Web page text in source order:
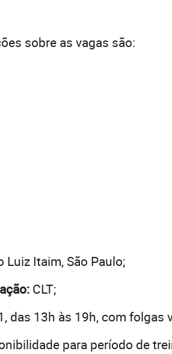
sobre as vagas são:
Luiz Itaim, São Paulo;
CLT;
das 13h às 19h, com folgas
para período de